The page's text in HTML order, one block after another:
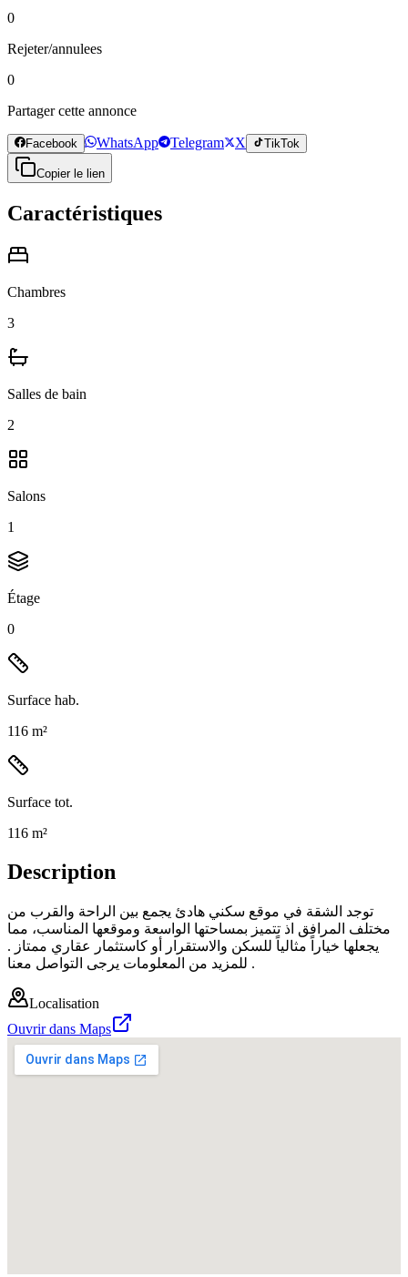
0
Rejeter/annulees
0
Partager cette annonce
Facebook WhatsApp Telegram X TikTok
Copier le lien
Caractéristiques
Chambres
3
Salles de bain
2
Salons
1
Étage
0
Surface hab.
116 m²
Surface tot.
116 m²
Description
توجد الشقة في موقع سكني هادئ يجمع بين الراحة والقرب من
مختلف المرافق اذ تتميز بمساحتها الواسعة وموقعها المناسب، مما
يجعلها خياراً مثالياً للسكن والاستقرار أو كاستثمار عقاري ممتاز .
للمزيد من المعلومات يرجى التواصل معنا .
Localisation
Ouvrir dans Maps